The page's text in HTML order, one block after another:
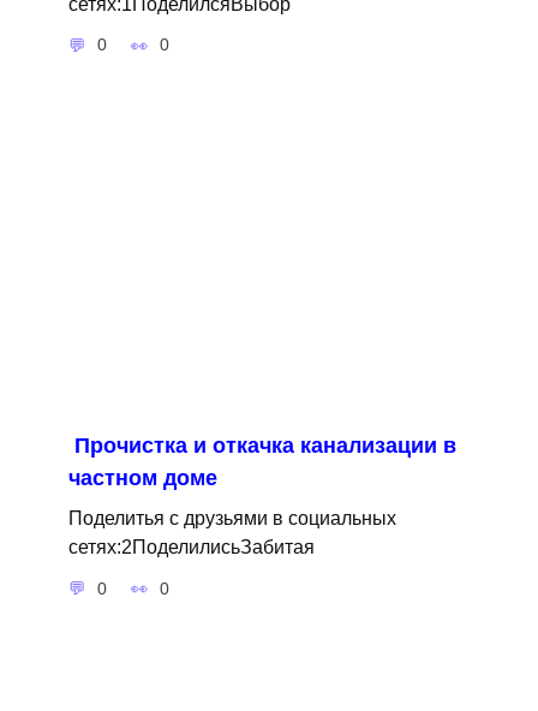
0 0
Прочистка и откачка канализации в
частном доме
Поделитья с друзьями в социальных
сетях:2ПоделилисьЗабитая
0 0